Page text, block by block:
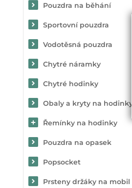
Pouzdra na běhání
Sportovní pouzdra
Vodotěsná pouzdra
Chytré náramky
Chytré hodinky
Obaly a kryty na hodinky
Řemínky na hodinky
Pouzdra na opasek
Popsocket
Prsteny držáky na mobil